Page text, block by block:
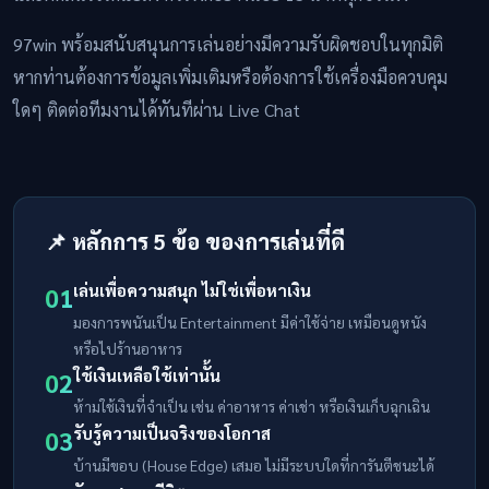
97win พร้อมสนับสนุนการเล่นอย่างมีความรับผิดชอบในทุกมิติ
หากท่านต้องการข้อมูลเพิ่มเติมหรือต้องการใช้เครื่องมือควบคุม
ใดๆ ติดต่อทีมงานได้ทันทีผ่าน Live Chat
📌 หลักการ 5 ข้อ ของการเล่นที่ดี
01เล่นเพื่อความสนุก ไม่ใช่เพื่อหาเงิน
มองการพนันเป็น Entertainment มีค่าใช้จ่าย เหมือนดูหนัง
หรือไปร้านอาหาร
02ใช้เงินเหลือใช้เท่านั้น
ห้ามใช้เงินที่จำเป็น เช่น ค่าอาหาร ค่าเช่า หรือเงินเก็บฉุกเฉิน
03รับรู้ความเป็นจริงของโอกาส
บ้านมีขอบ (House Edge) เสมอ ไม่มีระบบใดที่การันตีชนะได้